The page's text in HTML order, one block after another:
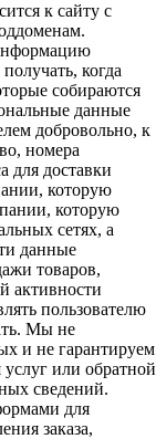
к сайту с
когда
собираются
данные
добровольно, к
номера
для доставки
которую
которую
сетях, а
данные
товаров,
активности
пользователю
Мы не
и не гарантируем
услуг или обратной
сведений.
для
заказа,